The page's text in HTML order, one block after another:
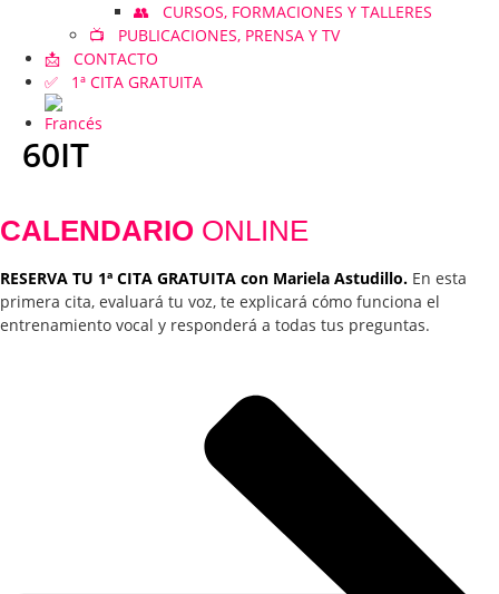
👥 CURSOS, FORMACIONES Y TALLERES
📺 PUBLICACIONES, PRENSA Y TV
📩 CONTACTO
✅ 1ª CITA GRATUITA
60IT
CALENDARIO ONLINE
RESERVA TU 1ª CITA GRATUITA con Mariela Astudillo. En esta
primera cita, evaluará tu voz, te explicará cómo funciona el
entrenamiento vocal y responderá a todas tus preguntas.